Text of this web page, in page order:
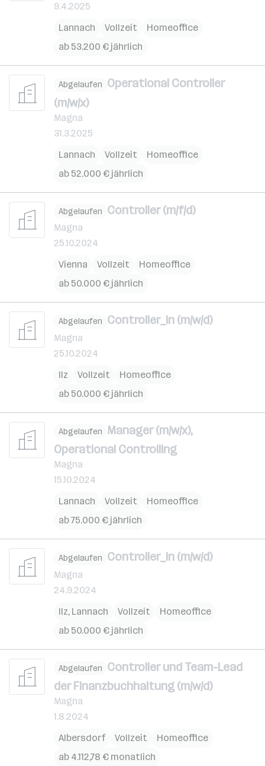
9.4.2025
Lannach
Vollzeit
Homeoffice
ab 53.200 € jährlich
Abgelaufen Operational Controller
(m/w/x)
Magna
31.3.2025
Lannach
Vollzeit
Homeoffice
ab 52.000 € jährlich
Abgelaufen Controller (m/f/d)
Magna
25.10.2024
Vienna
Vollzeit
Homeoffice
ab 50.000 € jährlich
Abgelaufen Controller_in (m/w/d)
Magna
25.10.2024
Ilz
Vollzeit
Homeoffice
ab 50.000 € jährlich
Abgelaufen Manager (m/w/x),
Operational Controlling
Magna
15.10.2024
Lannach
Vollzeit
Homeoffice
ab 75.000 € jährlich
Abgelaufen Controller_in (m/w/d)
Magna
24.9.2024
Ilz, Lannach Vollzeit
Homeoffice
ab 50.000 € jährlich
Abgelaufen Controller und Team-Lead
der Finanzbuchhaltung (m/w/d)
Magna
1.8.2024
Albersdorf
Vollzeit
Homeoffice
ab 4.112,78 € monatlich